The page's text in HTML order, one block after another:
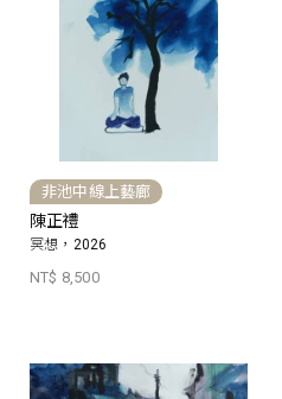
非池中線上藝廊
陳正禮
冥想，2026
NT$ 8,500